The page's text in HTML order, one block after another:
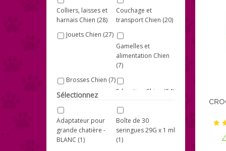
Colliers, laisses et
harnais Chien (28)
Couchage et
transport Chien (20)
Jouets Chien (27)
Gamelles et
alimentation Chien
(7)
Brosses Chien (7)
Education Chien
(24)
Soins - Secours
Chien(21)
Sélectionnez
Adaptateur pour
grande chatière -
BLANC (1)
Boîte de 30
seringues 29G x 1 ml
(1)